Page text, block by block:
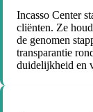
Incasso Center
cliënten. Ze
de genomen
transparantie
duidelijkheid en